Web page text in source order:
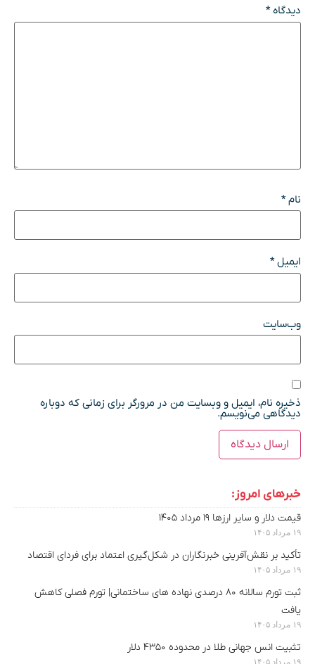
دیدگاه*
نام*
ایمیل*
وب‌سایت
ذخیره نام، ایمیل و وبسایت من در مرورگر برای زمانی که دوباره
دیدگاهی می‌نویسم.
خبرهای امروز:
قیمت دلار و سایر ارزها ۱۹ مرداد ۱۴۰۵
۱۹ مرداد ۱۴۰۵
تأکید بر نقش‌آفرینی خبرنگاران در شکل‌گیری اعتماد برای فردای اقتصاد
۱۹ مرداد ۱۴۰۵
ثبت تورم سالانه ۸۰ درصدی نهاده های ساختمانی| تورم فصلی کاهش
یافت
۱۹ مرداد ۱۴۰۵
تثبیت انس جهانی طلا در محدوده ۴۳۵۰ دلار
۱۹ مرداد ۱۴۰۵